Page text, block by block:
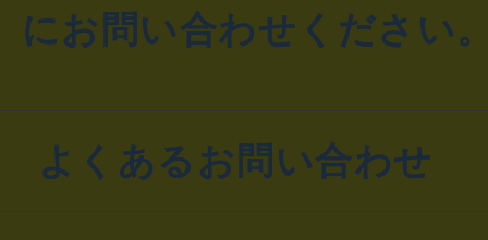
にお問い合わせください
よくあるお問い合わせ